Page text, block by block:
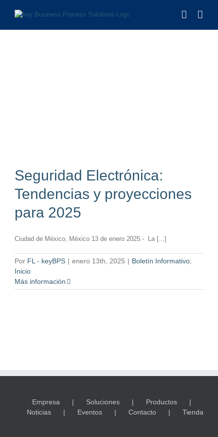
Seguridad Electrónica:
Tendencias y proyecciones
para 2025
Ciudad de México, México 13 de enero 2025.- La [...]
Por FL - keyBPS | enero 13th, 2025 | Boletín Informativo
Inicio
Más información
Empresa Soluciones
Productos
Noticias
Eventos Contacto Tienda